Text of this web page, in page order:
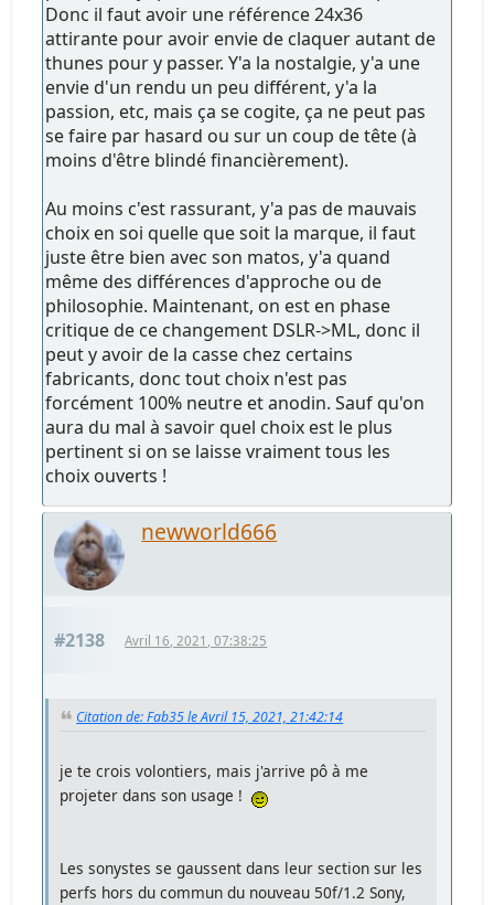
Donc il faut avoir une référence 24x36
attirante pour avoir envie de claquer autant de
thunes pour y passer. Y'a la nostalgie, y'a une
envie d'un rendu un peu différent, y'a la
passion, etc, mais ça se cogite, ça ne peut pas
se faire par hasard ou sur un coup de tête (à
moins d'être blindé financièrement).
Au moins c'est rassurant, y'a pas de mauvais
choix en soi quelle que soit la marque, il faut
juste être bien avec son matos, y'a quand
même des différences d'approche ou de
philosophie. Maintenant, on est en phase
critique de ce changement DSLR->ML, donc il
peut y avoir de la casse chez certains
fabricants, donc tout choix n'est pas
forcément 100% neutre et anodin. Sauf qu'on
aura du mal à savoir quel choix est le plus
pertinent si on se laisse vraiment tous les
choix ouverts !
newworld666
#2138 Avril 16, 2021, 07:38:25
Citation de: Fab35 le Avril 15, 2021, 21:42:14
je te crois volontiers, mais j'arrive pô à me
projeter dans son usage !
Les sonystes se gaussent dans leur section sur les
perfs hors du commun du nouveau 50f/1.2 Sony,